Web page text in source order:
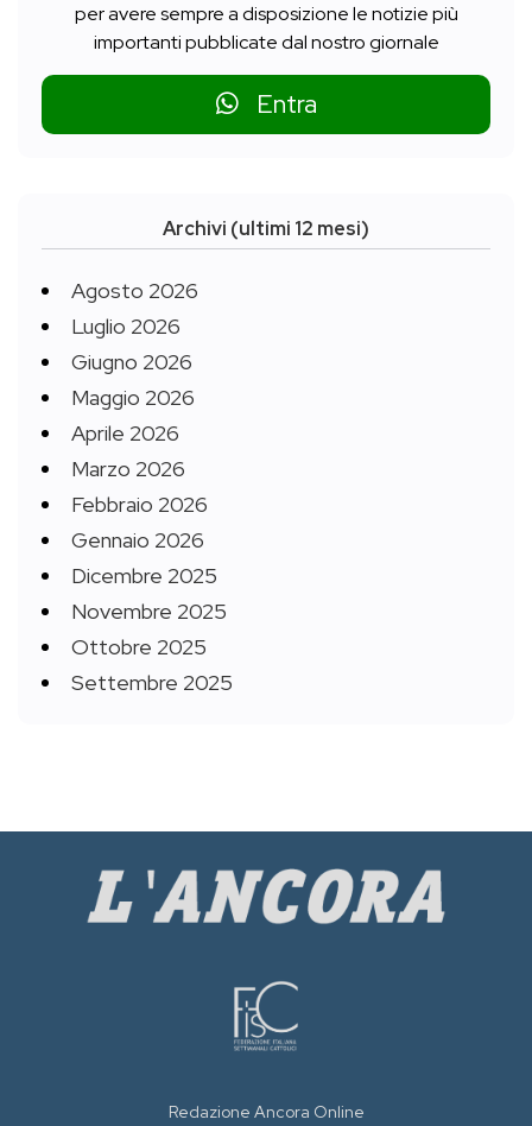
per avere sempre a disposizione le notizie più
importanti pubblicate dal nostro giornale
Entra
Archivi (ultimi 12 mesi)
Agosto 2026
Luglio 2026
Giugno 2026
Maggio 2026
Aprile 2026
Marzo 2026
Febbraio 2026
Gennaio 2026
Dicembre 2025
Novembre 2025
Ottobre 2025
Settembre 2025
Redazione Ancora Online